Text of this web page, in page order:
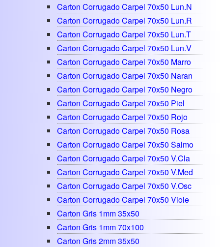
Carton Corrugado Carpel 70x50 Lun.n
Carton Corrugado Carpel 70x50 Lun.r
Carton Corrugado Carpel 70x50 Lun.t
Carton Corrugado Carpel 70x50 Lun.v
Carton Corrugado Carpel 70x50 Marro
Carton Corrugado Carpel 70x50 Naran
Carton Corrugado Carpel 70x50 Negro
Carton Corrugado Carpel 70x50 Piel
Carton Corrugado Carpel 70x50 Rojo
Carton Corrugado Carpel 70x50 Rosa
Carton Corrugado Carpel 70x50 Salmo
Carton Corrugado Carpel 70x50 V.cla
Carton Corrugado Carpel 70x50 V.med
Carton Corrugado Carpel 70x50 V.osc
Carton Corrugado Carpel 70x50 Viole
Carton Gris 1mm 35x50
Carton Gris 1mm 70x100
Carton Gris 2mm 35x50